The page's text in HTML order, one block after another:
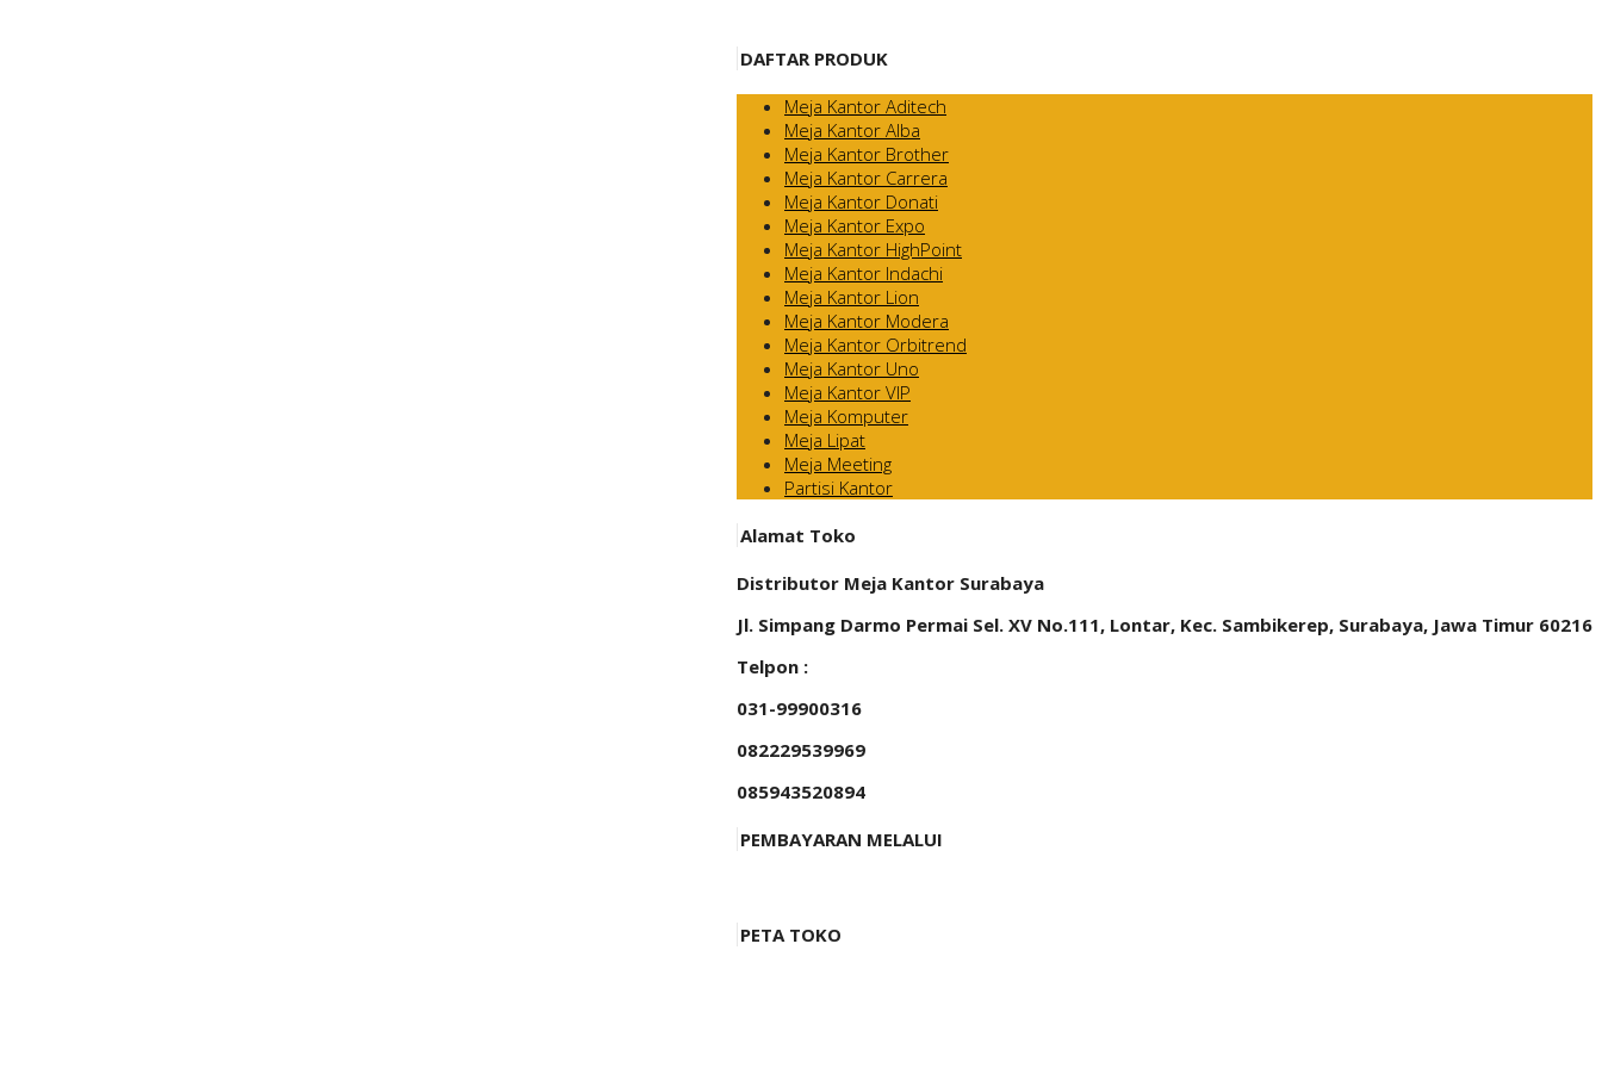
DAFTAR PRODUK
Meja Kantor Aditech
Meja Kantor Alba
Meja Kantor Brother
Meja Kantor Carrera
Meja Kantor Donati
Meja Kantor Expo
Meja Kantor HighPoint
Meja Kantor Indachi
Meja Kantor Lion
Meja Kantor Modera
Meja Kantor Orbitrend
Meja Kantor Uno
Meja Kantor VIP
Meja Komputer
Meja Lipat
Meja Meeting
Partisi Kantor
Alamat Toko
Distributor Meja Kantor Surabaya
Jl. Simpang Darmo Permai Sel. XV No.111, Lontar, Kec. Sambikerep, Surabaya, Jawa Timur 60216
Telpon :
031-99900316
082229539969
085943520894
PEMBAYARAN MELALUI
PETA TOKO